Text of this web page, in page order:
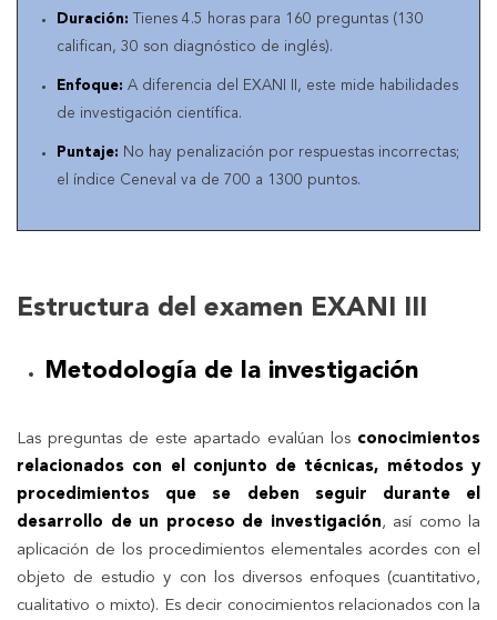
Duración: Tienes 4.5 horas para 160 preguntas (130
califican, 30 son diagnóstico de inglés).
Enfoque: A diferencia del EXANI II, este mide habilidades
de investigación científica.
Puntaje: No hay penalización por respuestas incorrectas;
el índice Ceneval va de 700 a 1300 puntos.
Estructura del examen EXANI III
Metodología de la investigación
Las preguntas de este apartado evalúan los conocimientos
relacionados con el conjunto de técnicas, métodos y
procedimientos que se deben seguir durante el
desarrollo de un proceso de investigación, así como la
aplicación de los procedimientos elementales acordes con el
objeto de estudio y con los diversos enfoques (cuantitativo,
cualitativo o mixto). Es decir conocimientos relacionados con la